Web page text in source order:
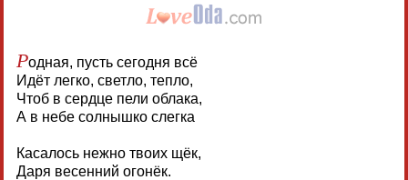
Родная, пусть сегодня всё
Идёт легко, светло, тепло,
Чтоб в сердце пели облака,
А в небе солнышко слегка
Касалось нежно твоих щёк,
Даря весенний огонёк.